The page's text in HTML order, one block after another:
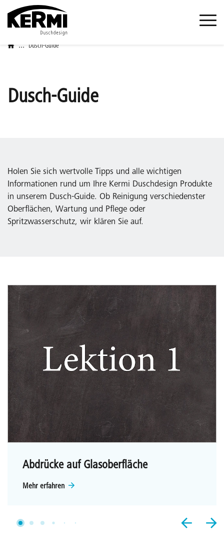
... Dusch-Guide
Dusch-Guide
Holen Sie sich wertvolle Tipps und alle wichtigen
Informationen rund um Ihre Kermi Duschdesign Produkte
in unserem Dusch-Guide. Ob Reinigung verschiedenster
Oberflächen, Wartung und Pflege oder
Spritzwasserschutz, wir klären Sie auf.
Abdrücke auf Glasoberfläche
Mehr erfahren